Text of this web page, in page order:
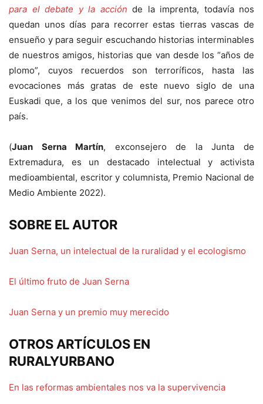
para el debate y la acción de la imprenta, todavía nos
quedan unos días para recorrer estas tierras vascas de
ensueño y para seguir escuchando historias interminables
de nuestros amigos, historias que van desde los “años de
plomo”, cuyos recuerdos son terroríficos, hasta las
evocaciones más gratas de este nuevo siglo de una
Euskadi que, a los que venimos del sur, nos parece otro
país.
(Juan Serna Martín, exconsejero de la Junta de
Extremadura, es un destacado intelectual y activista
medioambiental, escritor y columnista, Premio Nacional de
Medio Ambiente 2022).
SOBRE EL AUTOR
Juan Serna, un intelectual de la ruralidad y el ecologismo
El último fruto de Juan Serna
Juan Serna y un premio muy merecido
OTROS ARTÍCULOS EN
RURALYURBANO
En las reformas ambientales nos va la supervivencia